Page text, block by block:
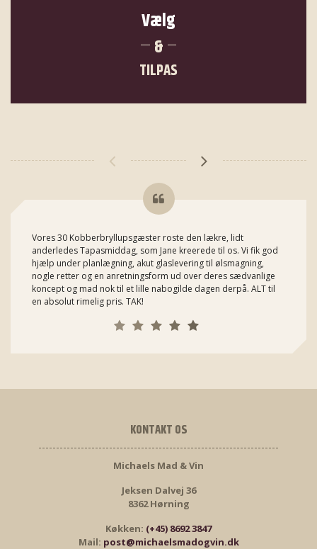
Vælg
&
TILPAS
Vores 30 Kobberbryllupsgæster roste den lækre, lidt
anderledes Tapasmiddag, som Jane kreerede til os. Vi fik god
hjælp under planlægning, akut glaslevering til ølsmagning,
nogle retter og en anretningsform ud over deres sædvanlige
koncept og mad nok til et lille nabogilde dagen derpå. ALT til
en absolut rimelig pris. TAK!
KONTAKT OS
Michaels Mad & Vin
Jeksen Dalvej 36
8362 Hørning
Køkken: (+45) 8692 3847
Mail: post@michaelsmadogvin.dk